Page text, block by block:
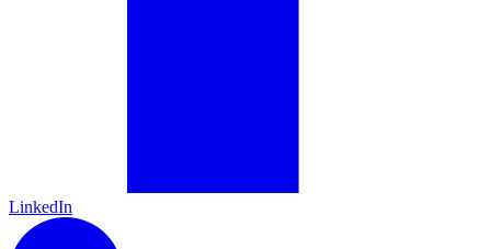
LinkedIn